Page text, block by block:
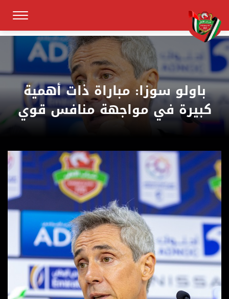
باولو سوزا: مباراة ذات أهمية
كبيرة في مواجهة منافس قوي